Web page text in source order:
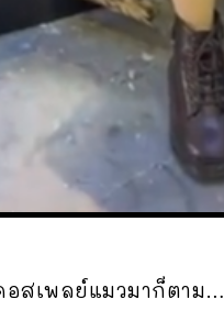
สเพลย์แมวมาก็ตาม…